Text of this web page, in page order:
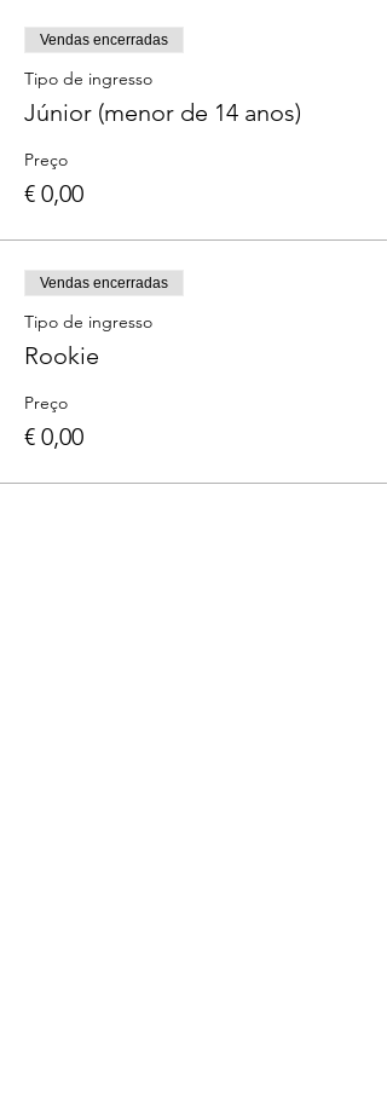
Vendas encerradas
Tipo de ingresso
Júnior (menor de 14 anos)
Preço
€ 0,00
Vendas encerradas
Tipo de ingresso
Rookie
Preço
€ 0,00